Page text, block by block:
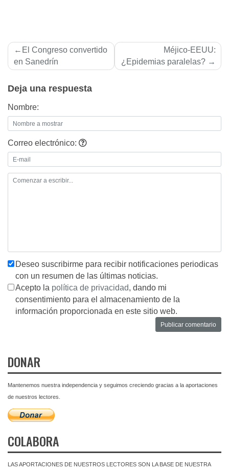
Navegación
de
El Congreso convertido
en Sanedrí­n
Méjico-EEUU:
¿Epidemias paralelas?
Deja una respuesta
Nombre:
Correo electrónico:
Deseo suscribirme para recibir notificaciones periodicas
con un resumen de las últimas noticias.
Acepto la política de privacidad, dando mi
consentimiento para el almacenamiento de la
información proporcionada en este sitio web.
DONAR
Mantenemos nuestra independencia y seguimos creciendo gracias a la aportaciones
de nuestros lectores.
COLABORA
LAS APORTACIONES DE NUESTROS LECTORES SON LA BASE DE NUESTRA